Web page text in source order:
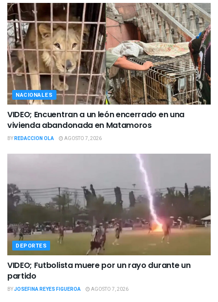
NACIONALES
VIDEO; Encuentran a un león encerrado en una
vivienda abandonada en Matamoros
BYREDACCION OLA AGOSTO 7, 2026
DEPORTES
VIDEO; Futbolista muere por un rayo durante un
partido
BYJOSEFINA REYES FIGUEROA AGOSTO 7, 2026